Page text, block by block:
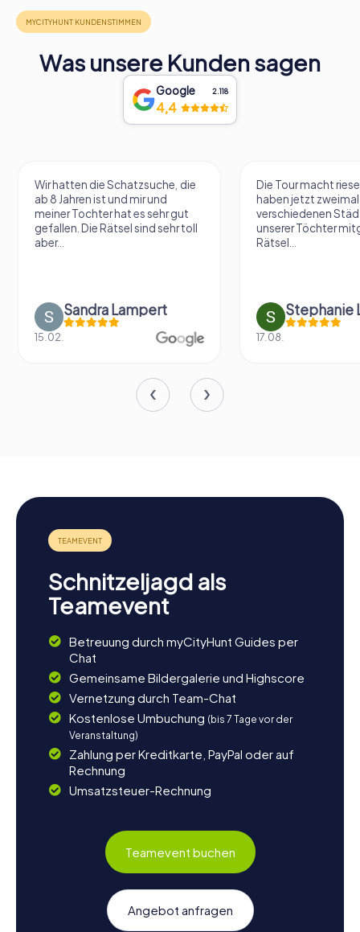
Was unsere Kunden sagen
Google 2.118
4,4
Wir hatten die Schatzsuche, die
ab 8 Jahren ist und mir und
meiner Tochter hat es sehr gut
gefallen. Die Rätsel sind sehr toll
aber...
Sandra Lampert
15.02.
Die Tour macht
haben jetzt zweimal
verschiedenen
unserer Töchter
Rätsel...
Stephanie
17.08.
Schnitzeljagd als
Teamevent
Betreuung durch myCityHunt Guides per
Chat
Gemeinsame Bildergalerie und Highscore
Vernetzung durch Team-Chat
Kostenlose Umbuchung (bis 7 Tage vor der
Veranstaltung)
Zahlung per Kreditkarte, PayPal oder auf
Rechnung
Umsatzsteuer-Rechnung
Teamevent buchen
Angebot anfragen